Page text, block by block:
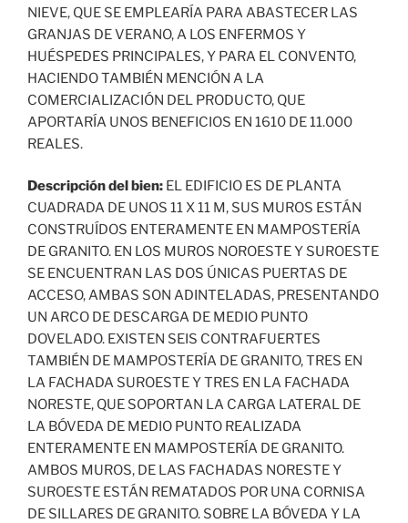
NIEVE, QUE SE EMPLEARÍA PARA ABASTECER LAS
GRANJAS DE VERANO, A LOS ENFERMOS Y
HUÉSPEDES PRINCIPALES, Y PARA EL CONVENTO,
HACIENDO TAMBIÉN MENCIÓN A LA
COMERCIALIZACIÓN DEL PRODUCTO, QUE
APORTARÍA UNOS BENEFICIOS EN 1610 DE 11.000
REALES.
Descripción del bien: EL EDIFICIO ES DE PLANTA
CUADRADA DE UNOS 11 X 11 M, SUS MUROS ESTÁN
CONSTRUÍDOS ENTERAMENTE EN MAMPOSTERÍA
DE GRANITO. EN LOS MUROS NOROESTE Y SUROESTE
SE ENCUENTRAN LAS DOS ÚNICAS PUERTAS DE
ACCESO, AMBAS SON ADINTELADAS, PRESENTANDO
UN ARCO DE DESCARGA DE MEDIO PUNTO
DOVELADO. EXISTEN SEIS CONTRAFUERTES
TAMBIÉN DE MAMPOSTERÍA DE GRANITO, TRES EN
LA FACHADA SUROESTE Y TRES EN LA FACHADA
NORESTE, QUE SOPORTAN LA CARGA LATERAL DE
LA BÓVEDA DE MEDIO PUNTO REALIZADA
ENTERAMENTE EN MAMPOSTERÍA DE GRANITO.
AMBOS MUROS, DE LAS FACHADAS NORESTE Y
SUROESTE ESTÁN REMATADOS POR UNA CORNISA
DE SILLARES DE GRANITO. SOBRE LA BÓVEDA Y LA